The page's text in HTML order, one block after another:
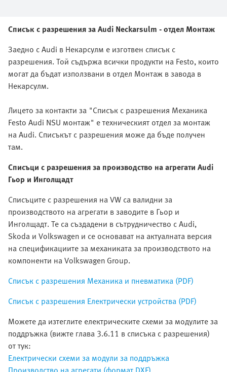
Списък с разрешения за Audi Neckarsulm - отдел Монтаж
Заедно с Audi в Некарсулм е изготвен списък с
разрешения. Той съдържа всички продукти на Festo, които
могат да бъдат използвани в отдел Монтаж в завода в
Некарсулм.
Лицето за контакти за "Списък с разрешения Механика
Festo Audi NSU монтаж" е техническият отдел за монтаж
на Audi. Списъкът с разрешения може да бъде получен
там.
Списъци с разрешения за производство на агрегати Audi
Гьор и Инголщадт
Списъците с разрешения на VW са валидни за
производството на агрегати в заводите в Гьор и
Инголщадт. Те са създадени в сътрудничество с Audi,
Skoda и Volkswagen и се основават на актуалната версия
на спецификациите за механиката за производството на
компоненти на Volkswagen Group.
Списък с разрешения Механика и пневматика (PDF)
Списък с разрешения Електрически устройства (PDF)
Можете да изтеглите електрическите схеми за модулите за
поддръжка (вижте глава 3.6.11 в списъка с разрешения)
от тук:
Електрически схеми за модули за поддръжка